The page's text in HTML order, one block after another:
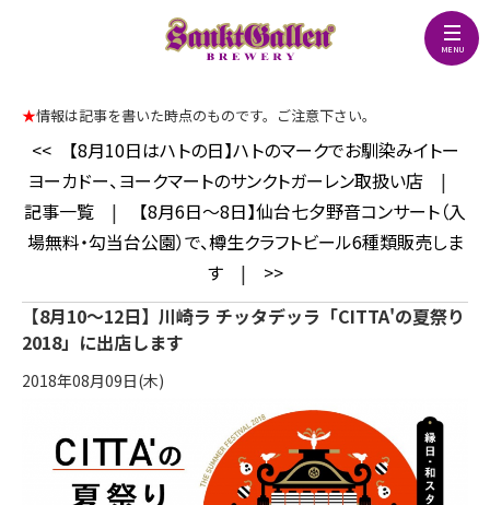
★情報は記事を書いた時点のものです。ご注意下さい。
<<
【8月10日はハトの日】ハトのマークでお馴染みイトー
ヨーカドー、ヨークマートのサンクトガーレン取扱い店|
記事一覧 |
【8月6日～8日】仙台七夕野音コンサート（入
場無料・勾当台公園）で、樽生クラフトビール6種類販売しま
す| >>
【8月10～12日】川崎ラ チッタデッラ「CITTA'の夏祭り
2018」に出店します
2018年08月09日(木)